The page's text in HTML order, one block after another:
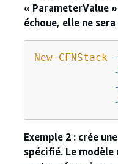
« ParameterValue
échoue, elle ne
New-CFNStack
Exemple 2 : crée
spécifié. Le